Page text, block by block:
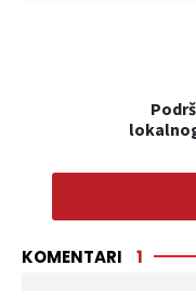
KOMENTARI 1